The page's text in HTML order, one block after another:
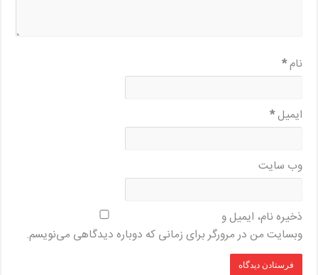
نام*
ایمیل*
وب‌ سایت
ذخیره نام، ایمیل و
وبسایت من در مرورگر برای زمانی که دوباره دیدگاهی می‌نویسم.